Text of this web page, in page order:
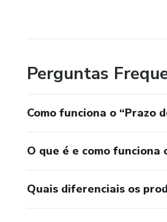
Perguntas
Como funciona o “Prazo
O que é e como
Quais diferenciais os